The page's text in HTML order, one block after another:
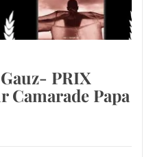
PRIX
Camarade Papa